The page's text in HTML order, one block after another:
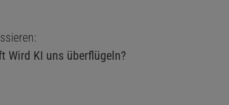
Wird KI uns überflügeln?